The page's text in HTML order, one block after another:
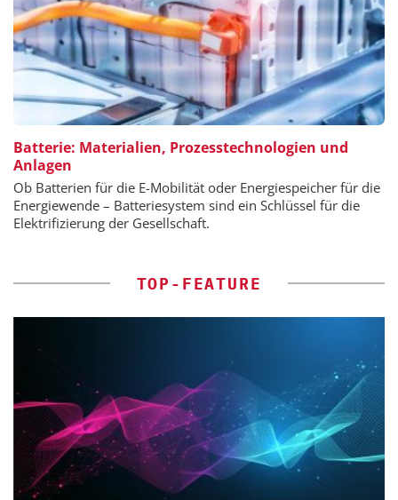
Batterie: Materialien, Prozesstechnologien und
Anlagen
Ob Batterien für die E-Mobilität oder Energiespeicher für die
Energiewende – Batteriesystem sind ein Schlüssel für die
Elektrifizierung der Gesellschaft.
TOP-FEATURE